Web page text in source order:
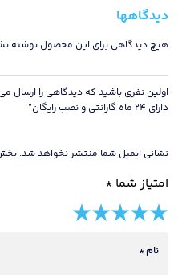
گارانتی
و
رایگان
عدد
دیدگاهها
هیچ دیدگاهی برای این محصول نوشته
دارای 24 ماه گارانتی و نصب رایگان”
نشانی ایمیل شما منتشر نخواهد شد.
امتیاز شما *
1 of
stars
2 of
stars
3 of
4 of
5 of
نام *